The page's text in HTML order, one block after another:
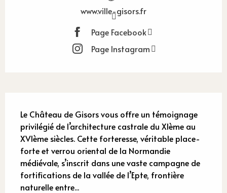
www.ville-gisors.fr
Page Facebook
Page Instagram
Le Château de Gisors vous offre un témoignage
privilégié de l’architecture castrale du XIème au
XVIème siècles. Cette forteresse, véritable place-
forte et verrou oriental de la Normandie
médiévale, s’inscrit dans une vaste campagne de
fortifications de la vallée de l’Epte, frontière
naturelle entre...